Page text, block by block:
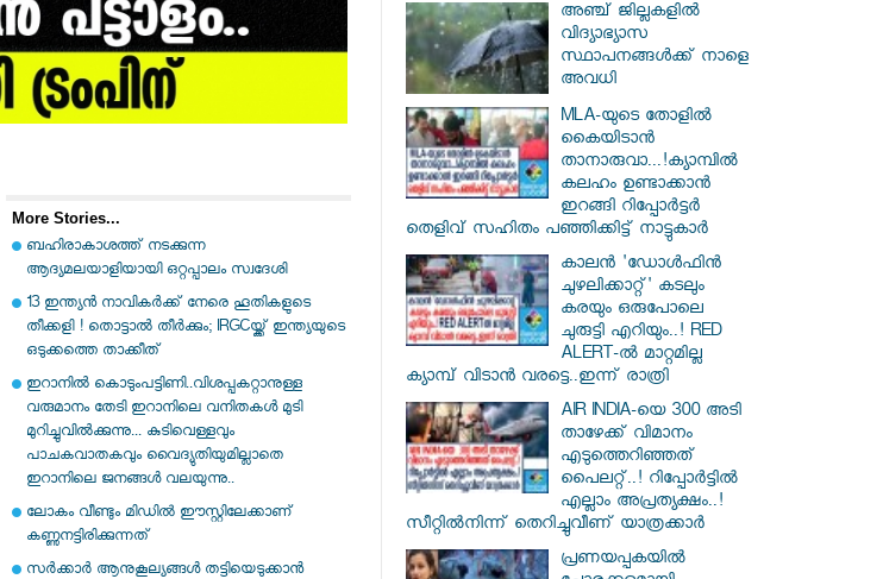
More Stories...
ബഹിരാകാശത്ത് നടക്കുന്ന
ആദ്യമലയാളിയായി ഒറ്റപ്പാലം സ്വദേശി
13 ഇന്ത്യന്‍ നാവികര്‍ക്ക് നേരെ ഹൂതികളുടെ
തീക്കളി ! തൊട്ടാല്‍ തീര്‍ക്കും; IRGCയ്ക്ക് ഇന്ത്യയുടെ
ഒടുക്കത്തെ താക്കീത്
ഇറാനില്‍ കൊടുംപട്ടിണി..വിശപ്പകറ്റാനുള്ള
വരുമാനം തേടി ഇറാനിലെ വനിതകള്‍ മുടി
മുറിച്ചുവില്‍ക്കുന്നു... കുടിവെള്ളവും
പാചകവാതകവും വൈദ്യുതിയുമില്ലാതെ
ഇറാനിലെ ജനങ്ങള്‍ വലയുന്നു..
ലോകം വീണ്ടും മിഡിൽ ഈസ്റ്റിലേക്കാണ്
കണ്ണുനട്ടിരിക്കുന്നത്
സര്‍ക്കാര്‍ ആനുകൂല്യങ്ങള്‍ തട്ടിയെടുക്കാന്‍
അഞ്ച് ജില്ലകളില്‍
വിദ്യാഭ്യാസ
സ്ഥാപനങ്ങള്‍ക്ക് നാളെ
അവധി
MLA-യുടെ തോളിൽ
കൈയിടാൻ
താനാരുവാ...!ക്യാമ്പിൽ
കലഹം ഉണ്ടാക്കാൻ
ഇറങ്ങി റിപ്പോർട്ടർ
തെളിവ് സഹിതം പഞ്ഞിക്കിട്ട് നാട്ടുകാർ
കാലൻ 'ഡോൾഫിൻ
ചുഴലിക്കാറ്റ്' കടലും
കരയും ഒരുപോലെ
ചുരുട്ടി എറിയും..! RED
ALERT-ൽ മാറ്റമില്ല
ക്യാമ്പ് വിടാൻ വരട്ടെ..ഇന്ന് രാത്രി
AIR INDIA-യെ 300 അടി
താഴേക്ക് വിമാനം
എടുത്തെറിഞ്ഞത്
പൈലറ്റ്..! റിപ്പോർട്ടിൽ
എല്ലാം അപ്രത്യക്ഷം..!
സീറ്റിൽനിന്ന് തെറിച്ചുവീണ് യാത്രക്കാർ
പ്രണയപ്പകയിൽ